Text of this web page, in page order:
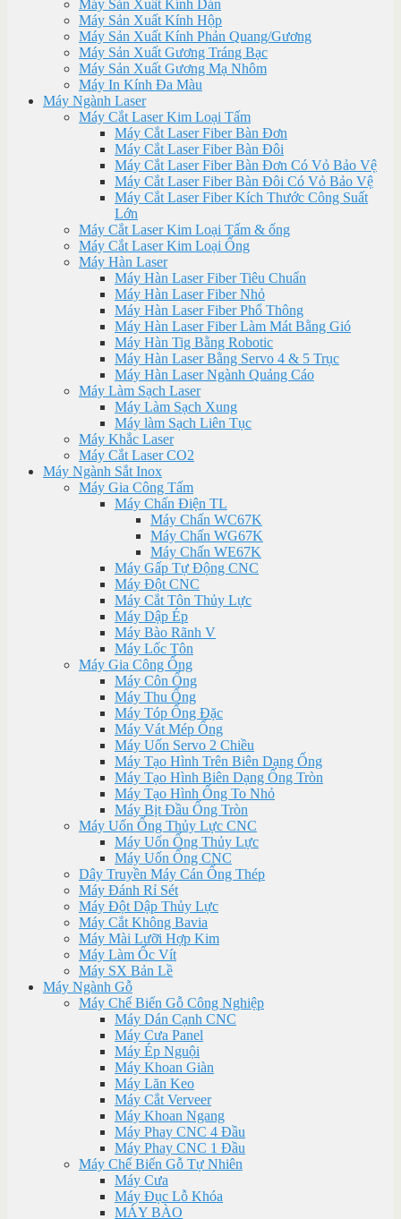
Máy Sản Xuất Kính Dán
Máy Sản Xuất Kính Hộp
Máy Sản Xuất Kính Phản Quang/Gương
Máy Sản Xuất Gương Tráng Bạc
Máy Sản Xuất Gương Mạ Nhôm
Máy In Kính Đa Màu
Máy Ngành Laser
Máy Cắt Laser Kim Loại Tấm
Máy Cắt Laser Fiber Bàn Đơn
Máy Cắt Laser Fiber Bàn Đôi
Máy Cắt Laser Fiber Bàn Đơn Có Vỏ Bảo Vệ
Máy Cắt Laser Fiber Bàn Đôi Có Vỏ Bảo Vệ
Máy Cắt Laser Fiber Kích Thước Công Suất
Lớn
Máy Cắt Laser Kim Loại Tấm & ống
Máy Cắt Laser Kim Loại Ống
Máy Hàn Laser
Máy Hàn Laser Fiber Tiêu Chuẩn
Máy Hàn Laser Fiber Nhỏ
Máy Hàn Laser Fiber Phổ Thông
Máy Hàn Laser Fiber Làm Mát Bằng Gió
Máy Hàn Tig Bằng Robotic
Máy Hàn Laser Bằng Servo 4 & 5 Trục
Máy Hàn Laser Ngành Quảng Cáo
Máy Làm Sạch Laser
Máy Làm Sạch Xung
Máy làm Sạch Liên Tục
Máy Khắc Laser
Máy Cắt Laser CO2
Máy Ngành Sắt Inox
Máy Gia Công Tấm
Máy Chấn Điện TL
Máy Chấn WC67K
Máy Chấn WG67K
Máy Chấn WE67K
Máy Gấp Tự Động CNC
Máy Đột CNC
Máy Cắt Tôn Thủy Lực
Máy Dập Ép
Máy Bào Rãnh V
Máy Lốc Tôn
Máy Gia Công Ống
Máy Côn Ống
Máy Thu Ống
Máy Tóp Ống Đặc
Máy Vát Mép Ống
Máy Uốn Servo 2 Chiều
Máy Tạo Hình Trên Biên Dạng Ống
Máy Tạo Hình Biên Dạng Ống Tròn
Máy Tạo Hình Ống To Nhỏ
Máy Bịt Đầu Ống Tròn
Máy Uốn Ống Thủy Lực CNC
Máy Uốn Ống Thủy Lực
Máy Uốn Ống CNC
Dây Truyền Máy Cán Ống Thép
Máy Đánh Rỉ Sét
Máy Đột Dập Thủy Lực
Máy Cắt Không Bavia
Máy Mài Lưỡi Hợp Kim
Máy Làm Ốc Vít
Máy SX Bản Lề
Máy Ngành Gỗ
Máy Chế Biến Gỗ Công Nghiệp
Máy Dán Cạnh CNC
Máy Cưa Panel
Máy Ép Nguội
Máy Khoan Giàn
Máy Lăn Keo
Máy Cắt Verveer
Máy Khoan Ngang
Máy Phay CNC 4 Đầu
Máy Phay CNC 1 Đầu
Máy Chế Biến Gỗ Tự Nhiên
Máy Cưa
Máy Đục Lỗ Khóa
MÁY BÀO